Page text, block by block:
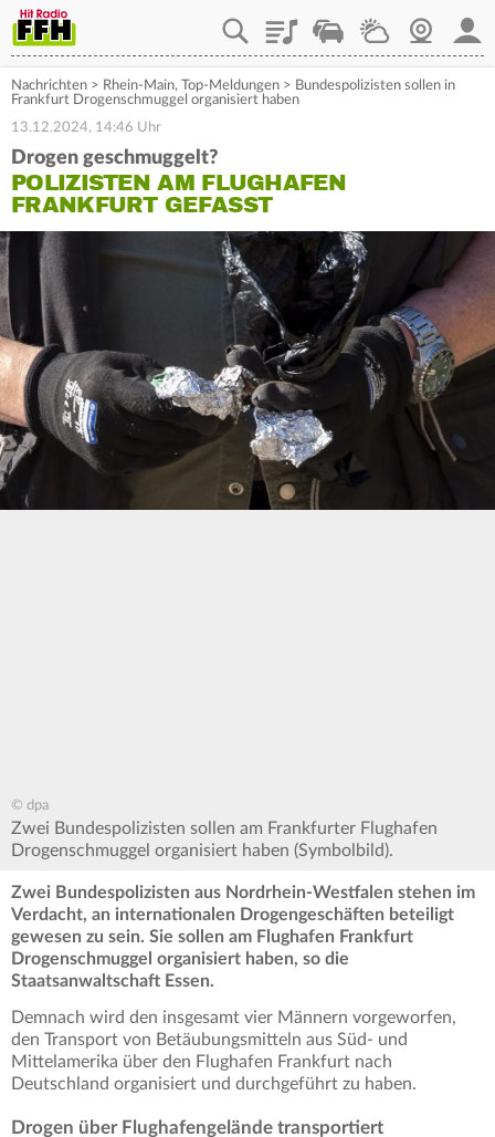
PlaylistStaupilotWetterWebcam
Nachrichten > Rhein-Main, Top-Meldungen > Bundespolizisten sollen in
Frankfurt Drogenschmuggel organisiert haben
13.12.2024, 14:46 Uhr
Drogen geschmuggelt?
POLIZISTEN AM FLUGHAFEN
FRANKFURT GEFASST
© dpa
Zwei Bundespolizisten sollen am Frankfurter Flughafen
Drogenschmuggel organisiert haben (Symbolbild).
Zwei Bundespolizisten aus Nordrhein-Westfalen stehen im
Verdacht, an internationalen Drogengeschäften beteiligt
gewesen zu sein. Sie sollen am Flughafen Frankfurt
Drogenschmuggel organisiert haben, so die
Staatsanwaltschaft Essen.
Demnach wird den insgesamt vier Männern vorgeworfen,
den Transport von Betäubungsmitteln aus Süd- und
Mittelamerika über den Flughafen Frankfurt nach
Deutschland organisiert und durchgeführt zu haben.
Drogen über Flughafengelände transportiert